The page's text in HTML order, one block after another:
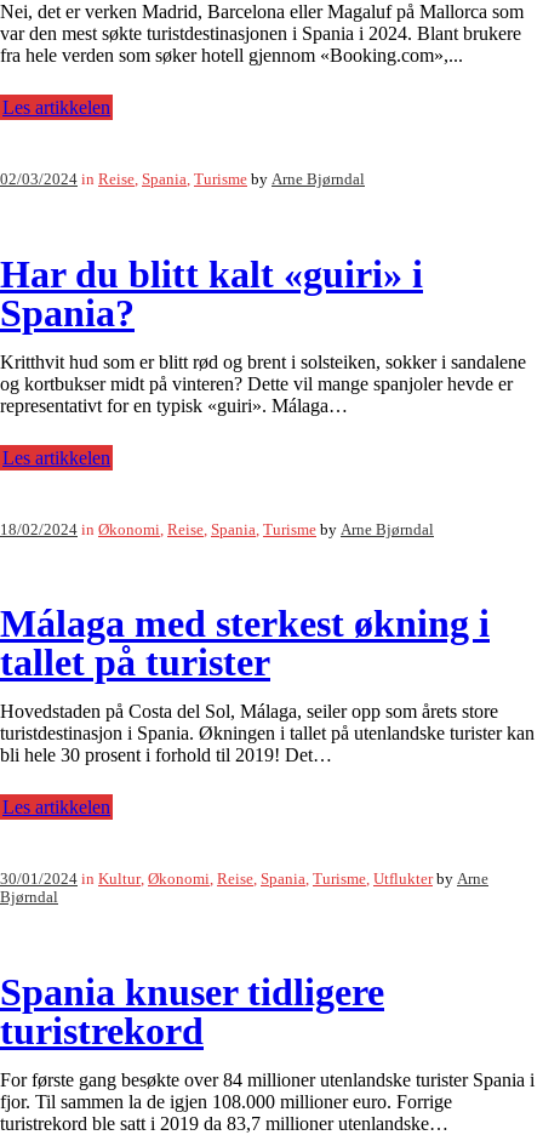
Nei, det er verken Madrid, Barcelona eller Magaluf på Mallorca som
var den mest søkte turistdestinasjonen i Spania i 2024. Blant brukere
fra hele verden som søker hotell gjennom «Booking.com»,...
Les artikkelen
02/03/2024 in Reise, Spania, Turisme by Arne Bjørndal
Har du blitt kalt «guiri» i
Spania?
Kritthvit hud som er blitt rød og brent i solsteiken, sokker i sandalene
og kortbukser midt på vinteren? Dette vil mange spanjoler hevde er
representativt for en typisk «guiri». Málaga…
Les artikkelen
18/02/2024 in Økonomi, Reise, Spania, Turisme by Arne Bjørndal
Málaga med sterkest økning i
tallet på turister
Hovedstaden på Costa del Sol, Málaga, seiler opp som årets store
turistdestinasjon i Spania. Økningen i tallet på utenlandske turister kan
bli hele 30 prosent i forhold til 2019! Det…
Les artikkelen
30/01/2024 in Kultur, Økonomi, Reise, Spania, Turisme, Utflukterby Arne
Bjørndal
Spania knuser tidligere
turistrekord
For første gang besøkte over 84 millioner utenlandske turister Spania i
fjor. Til sammen la de igjen 108.000 millioner euro. Forrige
turistrekord ble satt i 2019 da 83,7 millioner utenlandske…